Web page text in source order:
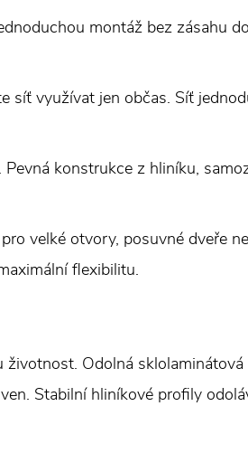
montáž bez zásahu
síť využívat jen občas. Síť
konstrukce z hliníku,
velké otvory, posuvné dveře
flexibilitu.
Odolná
Stabilní hliníkové profily